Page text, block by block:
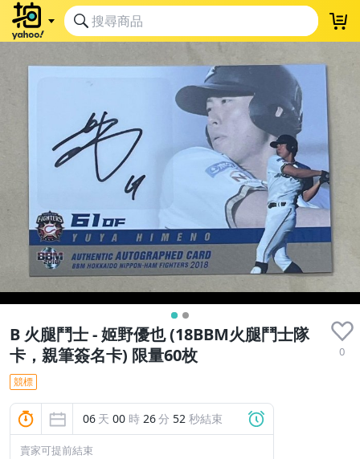
B 火腿鬥士 - 姬野優也 (18BBM火腿鬥士隊
卡，親筆簽名卡) 限量60枚
0
競標
06 天 00 時 26分 51 秒結束
賣家可提前結束